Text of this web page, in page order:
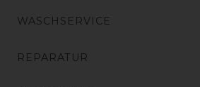
WASCHSERVICE
REPARATUR